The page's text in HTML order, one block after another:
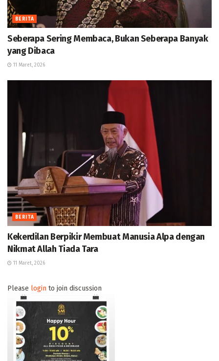
BERITA
Seberapa Sering Membaca, Bukan Seberapa Banyak
yang Dibaca
11 Maret, 2026
BERITA
Kekerdilan Berpikir Membuat Manusia Alpa dengan
Nikmat Allah Tiada Tara
11 Maret, 2026
Please login to join discussion